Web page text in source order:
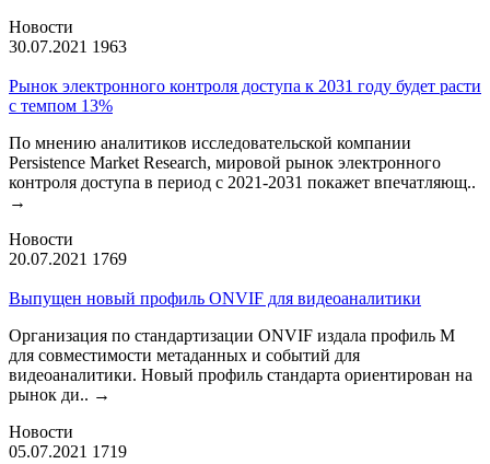
Новости
30.07.2021 1963
Рынок электронного контроля доступа к 2031 году будет расти
с темпом 13%
По мнению аналитиков исследовательской компании
Persistence Market Research, мировой рынок электронного
контроля доступа в период с 2021-2031 покажет впечатляющ..
→
Новости
20.07.2021 1769
Выпущен новый профиль ONVIF для видеоаналитики
Организация по стандартизации ONVIF издала профиль М
для совместимости метаданных и событий для
видеоаналитики. Новый профиль стандарта ориентирован на
рынок ди.. →
Новости
05.07.2021 1719